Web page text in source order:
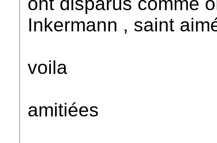
Inkermann , saint
voila
amitiées